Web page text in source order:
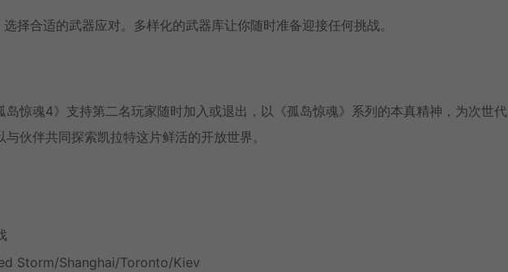
择合适的武器应对。多样化的武器库让你随时准备迎接任何挑战。
岛惊魂4》支持第二名玩家随时加入或退出，以《孤岛惊魂》系列的本真精神，为次世代
伙伴共同探索凯拉特这片鲜活的开放世界。
Storm/Shanghai/Toronto/Kiev